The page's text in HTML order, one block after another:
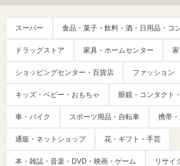
スーパー 食品・菓子・飲料・酒・日用品・コ
ドラッグストア 家具・ホームセンター
ショッピングセンター・百貨店 ファッション
キッズ・ベビー・おもちゃ 眼鏡・コンタクト
車・バイク スポーツ用品・自転車 携帯
通販・ネットショップ 花・ギフト・手芸
本・雑誌・音楽・DVD・映画・ゲーム リサイ